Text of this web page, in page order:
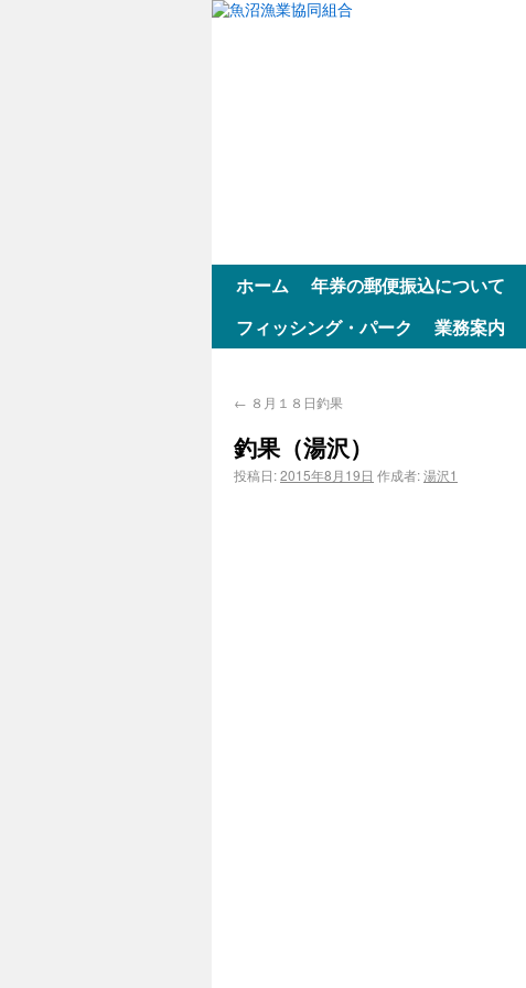
ホーム 年券の郵便振込について
フィッシング・パーク
業務案内
← ８月１８日釣果
釣果（湯沢）
投稿日:2015年8月19日 作成者:湯沢1